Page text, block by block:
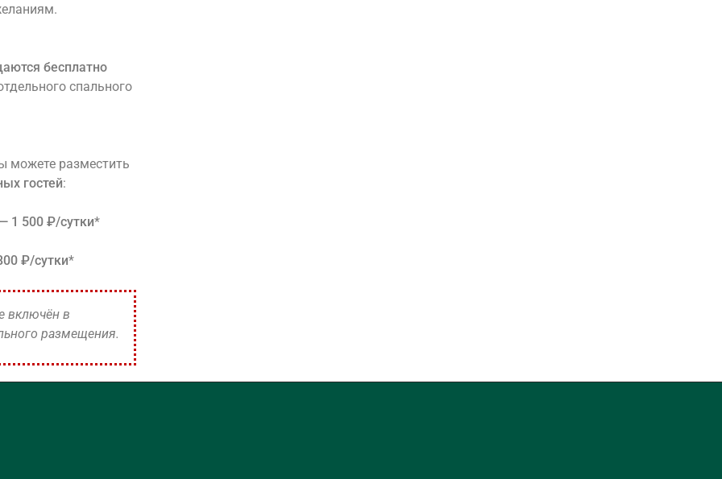
бесплатно
спального
можете разместить
гостей:
1 500 ₽/сутки*
₽/сутки*
включён в
размещения.